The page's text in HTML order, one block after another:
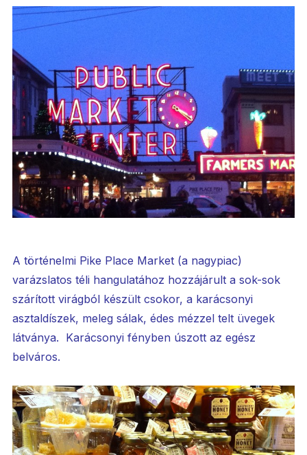
A történelmi Pike Place Market (a nagypiac)
varázslatos téli hangulatához hozzájárult a sok-sok
szárított virágból készült csokor, a karácsonyi
asztaldíszek, meleg sálak, édes mézzel telt üvegek
látványa. Karácsonyi fényben úszott az egész
belváros.